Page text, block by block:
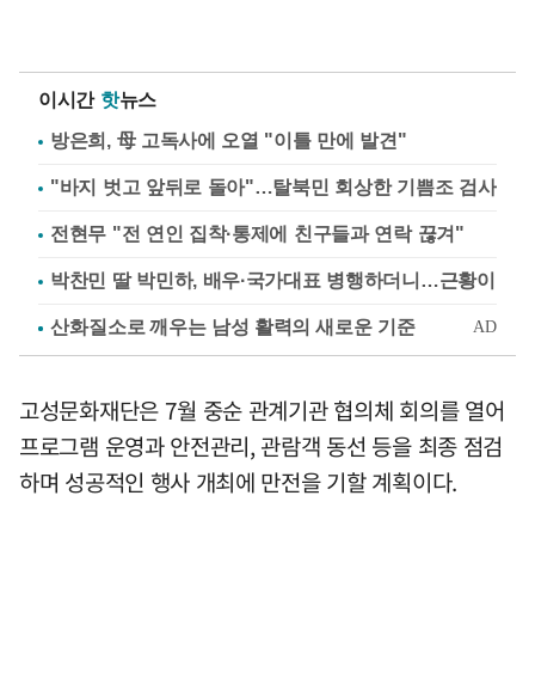
이시간 핫뉴스
방은희, 母 고독사에 오열 "이틀 만에 발견"
"바지 벗고 앞뒤로 돌아"…탈북민 회상한 기쁨조 검사
전현무 "전 연인 집착·통제에 친구들과 연락 끊겨"
박찬민 딸 박민하, 배우·국가대표 병행하더니…근황이
고성문화재단은 7월 중순 관계기관 협의체 회의를 열어
프로그램 운영과 안전관리, 관람객 동선 등을 최종 점검
하며 성공적인 행사 개최에 만전을 기할 계획이다.